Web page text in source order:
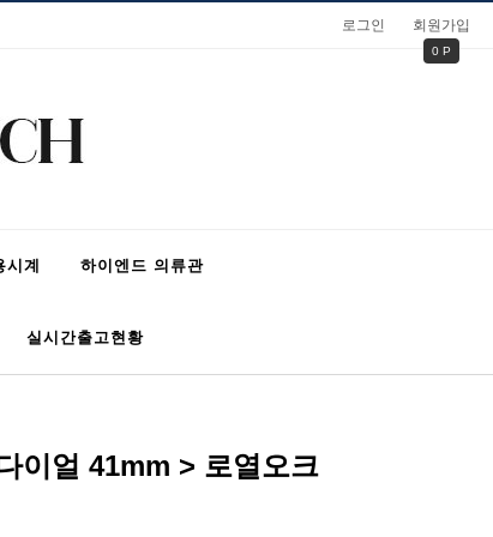
로그인 회원가입
0 P
시계 하이엔드 의류관
실시간출고현황
이얼 41mm > 로열오크